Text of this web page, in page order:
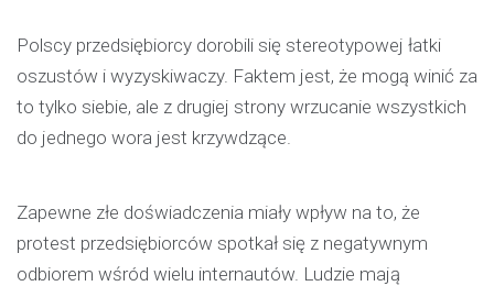
Polscy przedsiębiorcy dorobili się stereotypowej łatki
oszustów i wyzyskiwaczy. Faktem jest, że mogą winić za
to tylko siebie, ale z drugiej strony wrzucanie wszystkich
do jednego wora jest krzywdzące.
Zapewne złe doświadczenia miały wpływ na to, że
protest przedsiębiorców spotkał się z negatywnym
odbiorem wśród wielu internautów. Ludzie mają